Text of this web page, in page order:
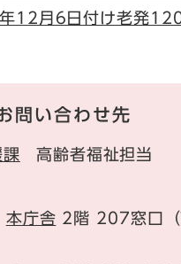
12月6日付け老発
問い合わせ先
課 高齢者福祉担当
本庁舎 2階 207窓口（